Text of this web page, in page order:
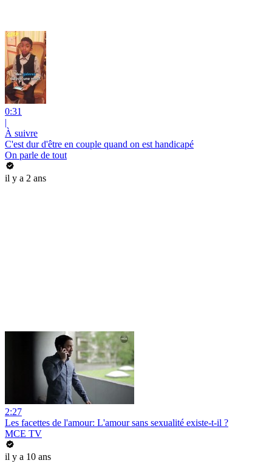
0:31
|
À suivre
C'est dur d'être en couple quand on est handicapé
On parle de tout
il y a 2 ans
2:27
Les facettes de l'amour: L'amour sans sexualité existe-t-il ?
MCE TV
il y a 10 ans